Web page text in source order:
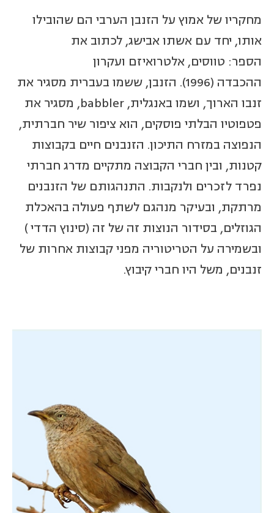
מחקריו של אמוץ על הזנבן הערבי הם שהובילו
אותו, יחד עם אשתו אבישג, לכתוב את
הספר: טווסים, אלטרואיזם ועקרון
ההכבדה (1996). הזנבן, ששמו בעברית מסגיר את
זנבו הארוך, ושמו באנגלית, babbler, מסגיר את
פטפוטיו הבלתי פוסקים, הוא ציפור שיר חברתית,
הנפוצה במזרח התיכון. הזנבנים חיים בקבוצות
קטנות, ובין חברי הקבוצה מתקיים מדרג חברתי
נפרד לזכרים ולנקבות. התנהגותם של הזנבנים
מרתקת, ובעיקר מנהגם לשתף פעולה בהאכלת
הגוזלים, בסידור הנוצות זה של זה (סינוץ הדדי )
ובשמירה על הטריטוריה מפני קבוצות אחרות של
זנבנים, משל היו חברי קיבוץ.